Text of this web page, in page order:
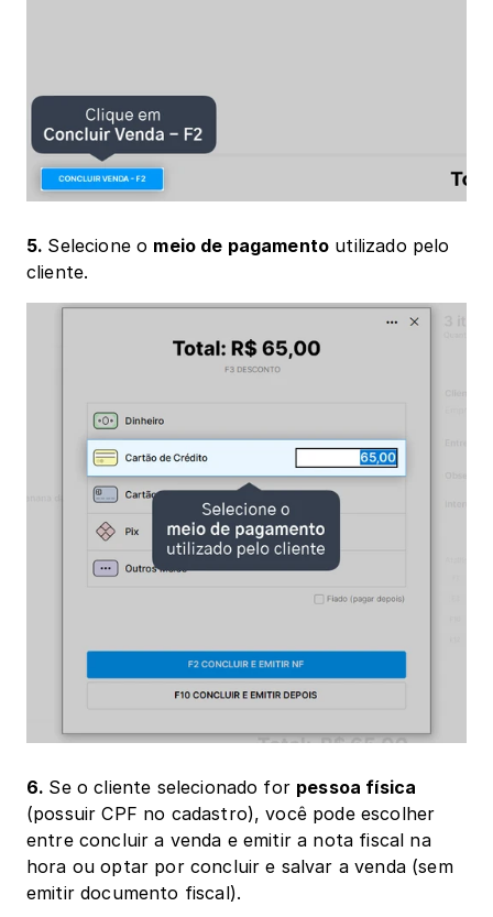
5. Selecione o meio de pagamento utilizado pelo
cliente.
6. Se o cliente selecionado for pessoa física
(possuir CPF no cadastro), você pode escolher
entre concluir a venda e emitir a nota fiscal na
hora ou optar por concluir e salvar a venda (sem
emitir documento fiscal).